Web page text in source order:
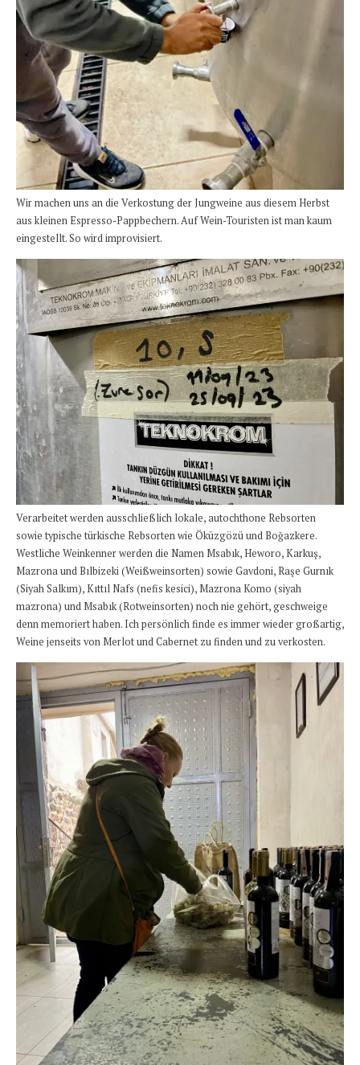
Wir machen uns an die Verkostung der Jungweine aus diesem Herbst
aus kleinen Espresso-Pappbechern. Auf Wein-Touristen ist man kaum
eingestellt. So wird improvisiert.
Verarbeitet werden ausschließlich lokale, autochthone Rebsorten
sowie typische türkische Rebsorten wie Öküzgözü und Boğazkere.
Westliche Weinkenner werden die Namen Msabık, Heworo, Karkuş,
Mazrona und Bılbizeki (Weißweinsorten) sowie Gavdoni, Raşe Gurnık
(Siyah Salkım), Kıttıl Nafs (nefis kesici), Mazrona Komo (siyah
mazrona) und Msabık (Rotweinsorten) noch nie gehört, geschweige
denn memoriert haben. Ich persönlich finde es immer wieder großartig,
Weine jenseits von Merlot und Cabernet zu finden und zu verkosten.